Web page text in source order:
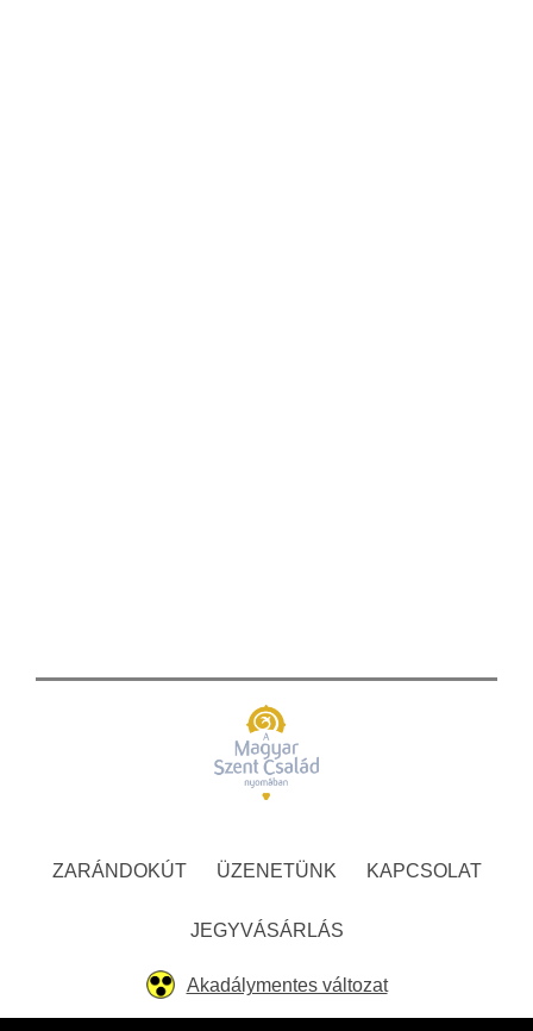
ZARÁNDOKÚT ÜZENETÜNK KAPCSOLAT
JEGYVÁSÁRLÁS
Akadálymentes változat